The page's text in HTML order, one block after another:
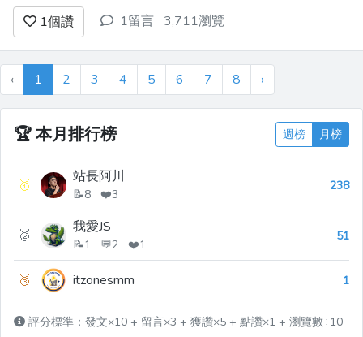
列三：練習2 ── toast 吐司元件:
https://jsfiddle.net/wang_sia...
1個讚 1留言 3,711瀏覽
‹ 1 2 3 4 5 6 7 8 ›
🏆本月排行榜 週榜 月榜
🥇 站長阿川
📝8 ❤️3
238
🥈 我愛JS
📝1 💬2 ❤️1
51
🥉 itzonesmm 1
評分標準：發文×10 + 留言×3 + 獲讚×5 + 點讚×1 + 瀏覽數÷10